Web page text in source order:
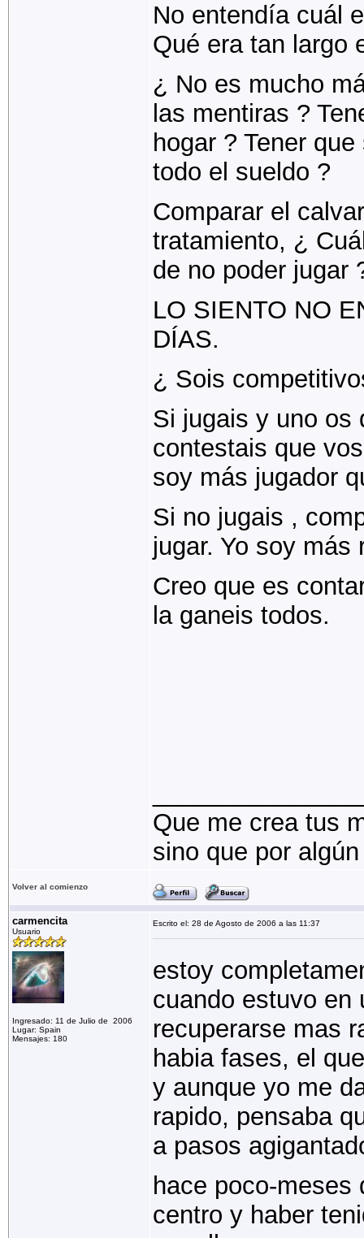
No entendía cuál
Qué era tan largo
¿ No es mucho
las mentiras ?
hogar ? Tener
todo el sueldo ?
Comparar el
tratamiento, ¿
de no poder jugar
LO SIENTO NO
DÍAS.
¿ Sois
Si jugais y uno os
contestais que
soy más jugador
Si no jugais ,
jugar. Yo soy más
Creo que es
la ganeis todos.
Que me crea tus
sino que por
Volver al comienzo
carmencita
Usuario
Ingresado: 11 de Julio de 2006
Lugar: Spain
Mensajes: 180
Escrito el: 28 de Agosto de 2006 a las 11:37
estoy
cuando estuvo en
recuperarse mas
habia fases, el
y aunque yo me
rapido, pensaba
a pasos
hace poco-meses
centro y haber